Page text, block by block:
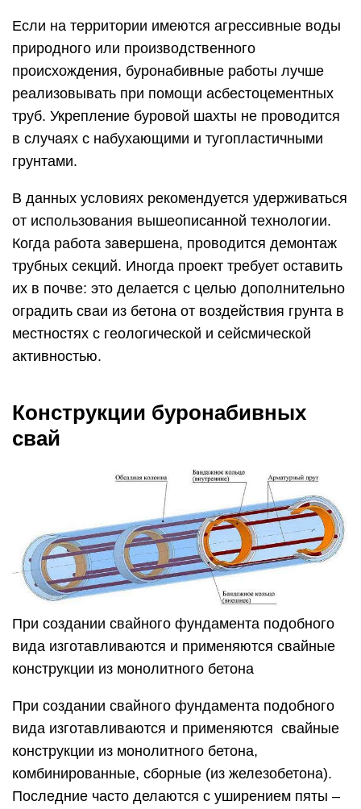
Если на территории имеются агрессивные воды
природного или производственного
происхождения, буронабивные работы лучше
реализовывать при помощи асбестоцементных
труб. Укрепление буровой шахты не проводится
в случаях с набухающими и тугопластичными
грунтами.
В данных условиях рекомендуется удерживаться
от использования вышеописанной технологии.
Когда работа завершена, проводится демонтаж
трубных секций. Иногда проект требует оставить
их в почве: это делается с целью дополнительно
оградить сваи из бетона от воздействия грунта в
местностях с геологической и сейсмической
активностью.
Конструкции буронабивных
свай
При создании свайного фундамента подобного
вида изготавливаются и применяются свайные
конструкции из монолитного бетона
При создании свайного фундамента подобного
вида изготавливаются и применяются свайные
конструкции из монолитного бетона,
комбинированные, сборные (из железобетона).
Последние часто делаются с уширением пяты –